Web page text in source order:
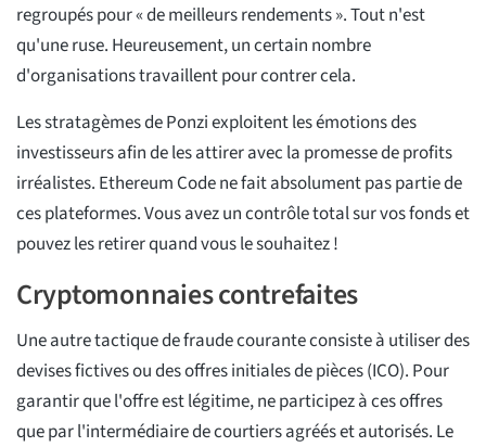
regroupés pour « de meilleurs rendements ». Tout n'est
qu'une ruse. Heureusement, un certain nombre
d'organisations travaillent pour contrer cela.
Les stratagèmes de Ponzi exploitent les émotions des
investisseurs afin de les attirer avec la promesse de profits
irréalistes. Ethereum Code ne fait absolument pas partie de
ces plateformes. Vous avez un contrôle total sur vos fonds et
pouvez les retirer quand vous le souhaitez !
Cryptomonnaies contrefaites
Une autre tactique de fraude courante consiste à utiliser des
devises fictives ou des offres initiales de pièces (ICO). Pour
garantir que l'offre est légitime, ne participez à ces offres
que par l'intermédiaire de courtiers agréés et autorisés. Le